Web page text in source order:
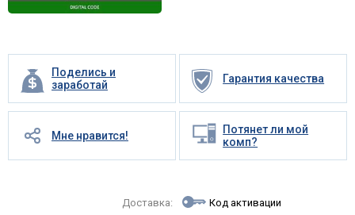
Поделись и
заработай
Гарантия качества
Мне нравится!
Потянет ли мой
комп?
Доставка: Код активации